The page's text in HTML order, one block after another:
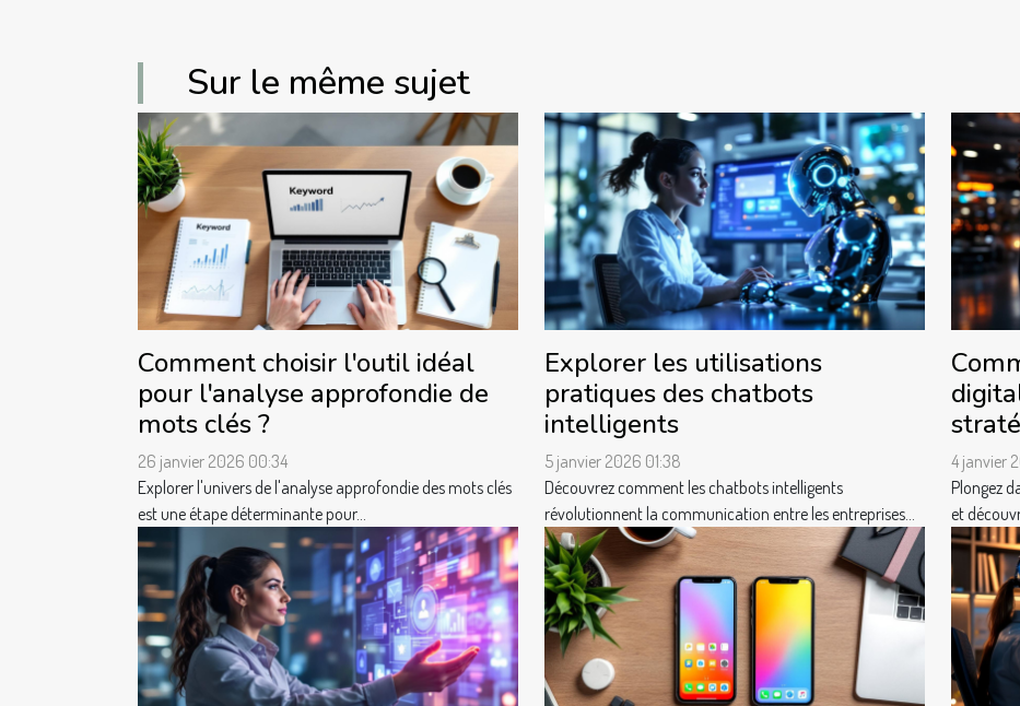
Sur le même sujet
Comment choisir l'outil idéal
pour l'analyse approfondie de
mots clés ?
26 janvier 2026 00:34
Explorer l'univers de l'analyse approfondie des mots clés
est une étape déterminante pour...
Explorer les utilisations
pratiques des chatbots
intelligents
5 janvier 2026 01:38
Découvrez comment les chatbots intelligents
révolutionnent la communication entre les entreprises...
4 janvier
Plongez
et